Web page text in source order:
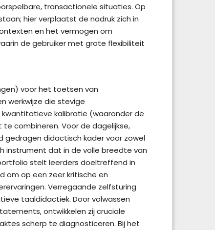
transactionele situaties. Op
hier verplaatst de nadruk zich in
en het vermogen om
de gebruiker met grote flexibiliteit
voor het toetsen van
werkwijze die stevige
kalibratie (waaronder de
combineren. Voor de dagelijkse,
gedragen didactisch kader voor zowel
instrument dat in de volle breedte van
stelt leerders doeltreffend in
om op een zeer kritische en
Verregaande zelfsturing
taaldidactiek. Door volwassen
ontwikkelen zij cruciale
scherp te diagnosticeren. Bij het